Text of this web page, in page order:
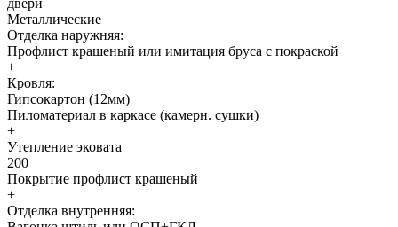
Металлические
Отделка наружняя:
Профлист крашеный или имитация бруса с покраской
+
Кровля:
Гипсокартон (12мм)
Пиломатериал в каркасе (камерн. сушки)
+
Утепление эковата
200
Покрытие профлист крашеный
+
Отделка внутренняя: